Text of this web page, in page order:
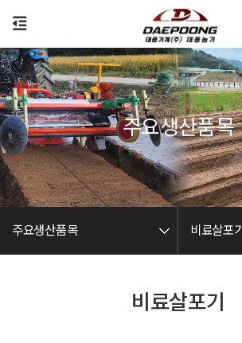
-->
주요생산품목 비료살포기
주요생산품목
비료살포기